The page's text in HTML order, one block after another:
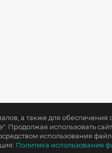
а также для обеспечения
Продолжая использовать
использования
Политика использования